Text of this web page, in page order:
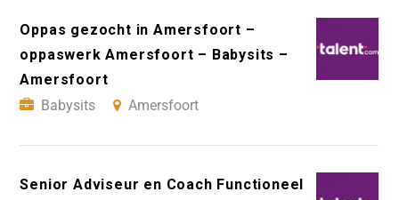
Oppas gezocht in Amersfoort –
oppaswerk Amersfoort – Babysits –
Amersfoort
Babysits
Amersfoort
Senior Adviseur en Coach Functioneel